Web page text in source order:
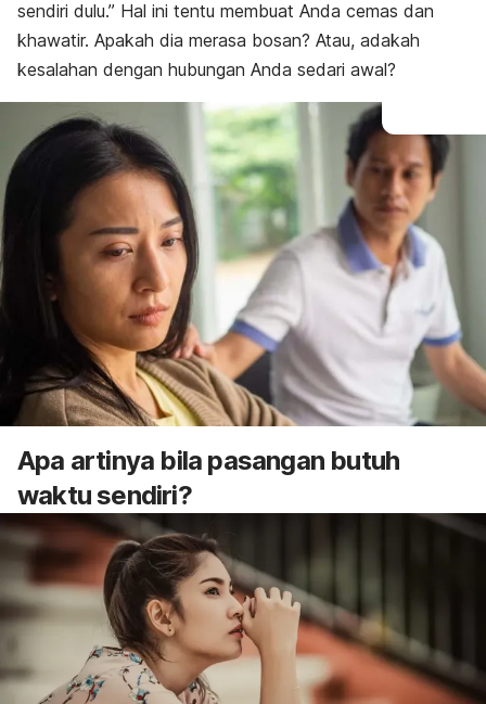
sendiri dulu.” Hal ini tentu membuat Anda cemas dan
khawatir. Apakah dia merasa bosan? Atau, adakah
kesalahan dengan hubungan Anda sedari awal?
Apa artinya bila pasangan butuh
waktu sendiri?